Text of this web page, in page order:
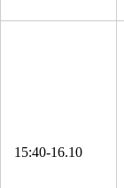
15:40-16.10
上
中国石化
江
福建
宁